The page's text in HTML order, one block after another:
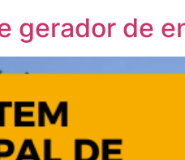
gerador de